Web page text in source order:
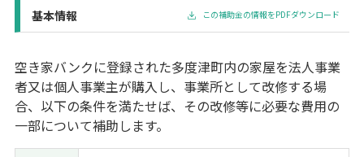
経営改善・経営強化 販路拡大 海外展開 設備投資
IT導入
人材採用・雇用
人材育成・福利厚生
特許・知的財産
起業・創業
事業承継 災害・被災者支援
コロナ関連
基本情報 この補助金の情報をPDFダウンロード
空き家バンクに登録された多度津町内の家屋を法人事業
者又は個人事業主が購入し、事業所として改修する場
合、以下の条件を満たせば、その改修等に必要な費用の
一部について補助します。